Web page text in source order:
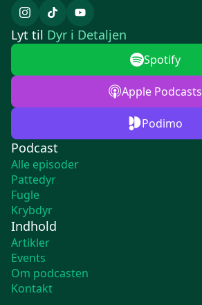
Podcast
Alle episoder
Pattedyr
Fugle
Krybdyr
Indhold
Artikler
Events
Om podcasten
Kontakt
Lyt til Dyr i Detaljen
Spotify
Apple Podcasts
Podimo